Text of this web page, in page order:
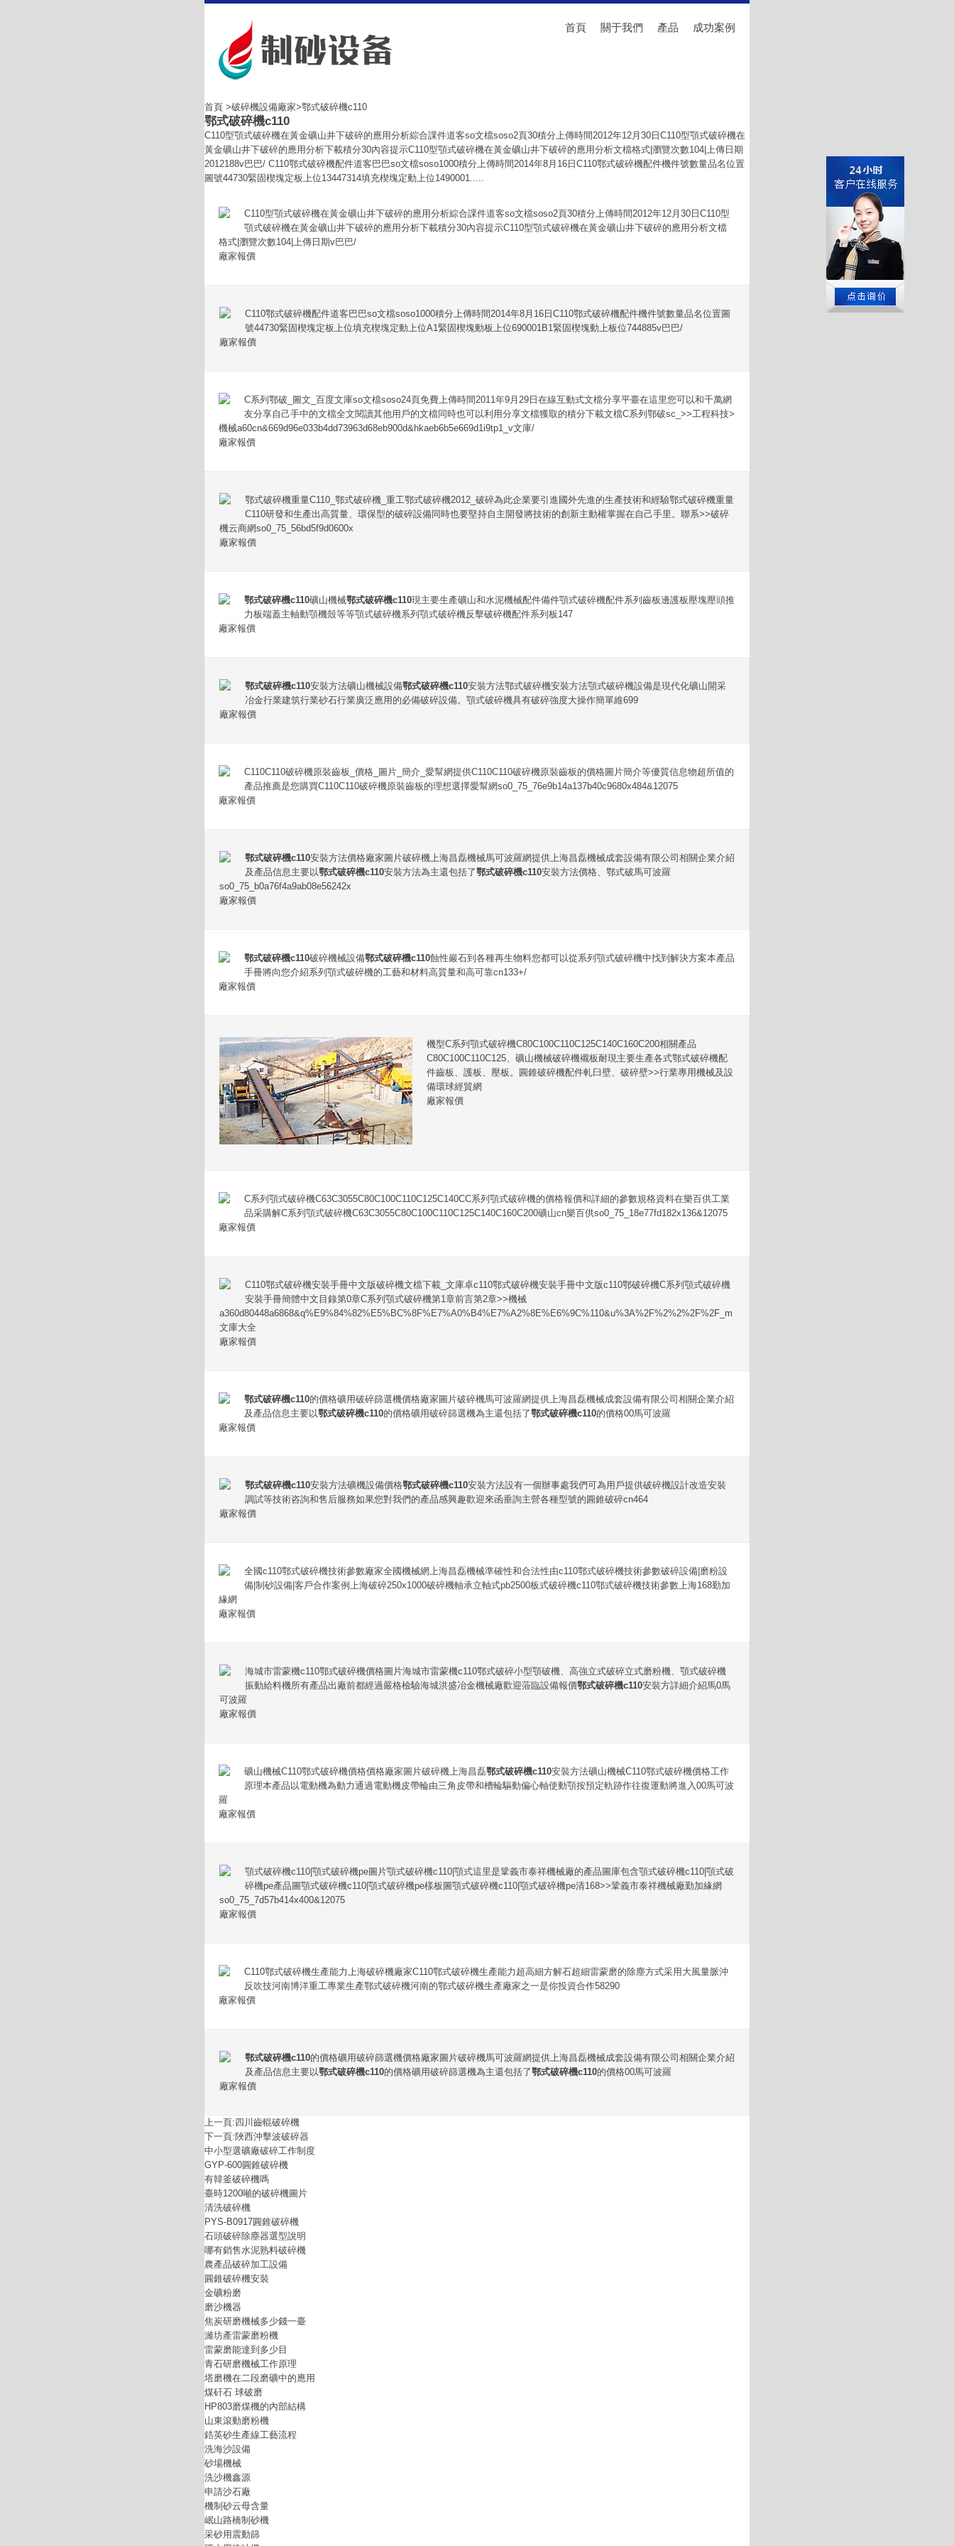
首頁 關于我們 產品 成功案例
首頁 >破碎機設備廠家>鄂式破碎機c110
鄂式破碎機c110
C110型顎式破碎機在黃金礦山井下破碎的應用分析綜合課件道客so文檔soso2頁30積分上傳時間2012年12月30日C110型顎式破碎機在
黃金礦山井下破碎的應用分析下載積分30內容提示C110型顎式破碎機在黃金礦山井下破碎的應用分析文檔格式|瀏覽次數104|上傳日期
2012188v巴巴/ C110鄂式破碎機配件道客巴巴so文檔soso1000積分上傳時間2014年8月16日C110鄂式破碎機配件機件號數量品名位置
圖號44730緊固楔塊定板上位13447314填充楔塊定動上位1490001.....
C110型顎式破碎機在黃金礦山井下破碎的應用分析綜合課件道客so文檔soso2頁30積分上傳時間2012年12月30日C110型
顎式破碎機在黃金礦山井下破碎的應用分析下載積分30內容提示C110型顎式破碎機在黃金礦山井下破碎的應用分析文檔
格式|瀏覽次數104|上傳日期v巴巴/
廠家報價
C110鄂式破碎機配件道客巴巴so文檔soso1000積分上傳時間2014年8月16日C110鄂式破碎機配件機件號數量品名位置圖
號44730緊固楔塊定板上位填充楔塊定動上位A1緊固楔塊動板上位690001B1緊固楔塊動上板位744885v巴巴/
廠家報價
C系列鄂破_圖文_百度文庫so文檔soso24頁免費上傳時間2011年9月29日在線互動式文檔分享平臺在這里您可以和千萬網
友分享自己手中的文檔全文閱讀其他用戶的文檔同時也可以利用分享文檔獲取的積分下載文檔C系列鄂破sc_>>工程科技>
機械a60cn&669d96e033b4dd73963d68eb900d&hkaeb6b5e669d1i9tp1_v文庫/
廠家報價
鄂式破碎機重量C110_鄂式破碎機_重工鄂式破碎機2012_破碎為此企業要引進國外先進的生產技術和經驗鄂式破碎機重量
C110研發和生產出高質量、環保型的破碎設備同時也要堅持自主開發將技術的創新主動權掌握在自己手里。聯系>>破碎
機云商網so0_75_56bd5f9d0600x
廠家報價
鄂式破碎機c110礦山機械鄂式破碎機c110現主要生產礦山和水泥機械配件備件顎式破碎機配件系列齒板邊護板壓塊壓頭推
力板端蓋主軸動顎機殼等等顎式破碎機系列顎式破碎機反擊破碎機配件系列板147
廠家報價
鄂式破碎機c110安裝方法礦山機械設備鄂式破碎機c110安裝方法鄂式破碎機安裝方法顎式破碎機設備是現代化礦山開采
冶金行業建筑行業砂石行業廣泛應用的必備破碎設備。顎式破碎機具有破碎強度大操作簡單維699
廠家報價
C110C110破碎機原裝齒板_價格_圖片_簡介_愛幫網提供C110C110破碎機原裝齒板的價格圖片簡介等優質信息物超所值的
產品推薦是您購買C110C110破碎機原裝齒板的理想選擇愛幫網so0_75_76e9b14a137b40c9680x484&12075
廠家報價
鄂式破碎機c110安裝方法價格廠家圖片破碎機上海昌磊機械馬可波羅網提供上海昌磊機械成套設備有限公司相關企業介紹
及產品信息主要以鄂式破碎機c110安裝方法為主還包括了鄂式破碎機c110安裝方法價格、鄂式破馬可波羅
so0_75_b0a76f4a9ab08e56242x
廠家報價
鄂式破碎機c110破碎機械設備鄂式破碎機c110蝕性巖石到各種再生物料您都可以從系列顎式破碎機中找到解決方案本產品
手冊將向您介紹系列顎式破碎機的工藝和材料高質量和高可靠cn133+/
廠家報價
機型C系列顎式破碎機C80C100C110C125C140C160C200相關產品
C80C100C110C125、礦山機械破碎機襯板耐現主要生產各式鄂式破碎機配
件齒板、護板、壓板。圓錐破碎機配件軋臼壁、破碎壁>>行業專用機械及設
備環球經貿網
廠家報價
C系列顎式破碎機C63C3055C80C100C110C125C140CC系列顎式破碎機的價格報價和詳細的參數規格資料在樂百供工業
品采購解C系列顎式破碎機C63C3055C80C100C110C125C140C160C200礦山cn樂百供so0_75_18e77fd182x136&12075
廠家報價
C110鄂式破碎機安裝手冊中文版破碎機文檔下載_文庫卓c110鄂式破碎機安裝手冊中文版c110鄂破碎機C系列顎式破碎機
安裝手冊簡體中文目錄第0章C系列顎式破碎機第1章前言第2章>>機械
a360d80448a6868&q%E9%84%82%E5%BC%8F%E7%A0%B4%E7%A2%8E%E6%9C%110&u%3A%2F%2%2%2F%2F_m
文庫大全
廠家報價
鄂式破碎機c110的價格礦用破碎篩選機價格廠家圖片破碎機馬可波羅網提供上海昌磊機械成套設備有限公司相關企業介紹
及產品信息主要以鄂式破碎機c110的價格礦用破碎篩選機為主還包括了鄂式破碎機c110的價格00馬可波羅
廠家報價
鄂式破碎機c110安裝方法礦機設備價格鄂式破碎機c110安裝方法設有一個辦事處我們可為用戶提供破碎機設計改造安裝
調試等技術咨詢和售后服務如果您對我們的產品感興趣歡迎來函垂詢主營各種型號的圓錐破碎cn464
廠家報價
全國c110鄂式破碎機技術參數廠家全國機械網上海昌磊機械準確性和合法性由c110鄂式破碎機技術參數破碎設備|磨粉設
備|制砂設備|客戶合作案例上海破碎250x1000破碎機軸承立軸式pb2500板式破碎機c110鄂式破碎機技術參數上海168勤加
緣網
廠家報價
海城市雷蒙機c110鄂式破碎機價格圖片海城市雷蒙機c110鄂式破碎小型顎破機、高強立式破碎立式磨粉機、顎式破碎機
振動給料機所有產品出廠前都經過嚴格檢驗海城洪盛冶金機械廠歡迎蒞臨設備報價鄂式破碎機c110安裝方詳細介紹馬0馬
可波羅
廠家報價
礦山機械C110鄂式破碎機價格價格廠家圖片破碎機上海昌磊鄂式破碎機c110安裝方法礦山機械C110鄂式破碎機價格工作
原理本產品以電動機為動力通過電動機皮帶輪由三角皮帶和槽輪驅動偏心軸使動顎按預定軌跡作往復運動將進入00馬可波
羅
廠家報價
顎式破碎機c110|顎式破碎機pe圖片顎式破碎機c110|顎式這里是鞏義市泰祥機械廠的產品圖庫包含顎式破碎機c110|顎式破
碎機pe產品圖顎式破碎機c110|顎式破碎機pe樣板圖顎式破碎機c110|顎式破碎機pe清168>>鞏義市泰祥機械廠勤加緣網
so0_75_7d57b414x400&12075
廠家報價
C110鄂式破碎機生產能力上海破碎機廠家C110鄂式破碎機生產能力超高細方解石超細雷蒙磨的除塵方式采用大風量脈沖
反吹技河南博洋重工專業生產鄂式破碎機河南的鄂式破碎機生產廠家之一是你投資合作58290
廠家報價
鄂式破碎機c110的價格礦用破碎篩選機價格廠家圖片破碎機馬可波羅網提供上海昌磊機械成套設備有限公司相關企業介紹
及產品信息主要以鄂式破碎機c110的價格礦用破碎篩選機為主還包括了鄂式破碎機c110的價格00馬可波羅
廠家報價
上一頁: 四川齒輥破碎機
下一頁:陜西沖擊波破碎器
中小型選礦廠破碎工作制度
GYP-600圓錐破碎機
有韓釜破碎機嗎
臺時1200噸的破碎機圖片
清洗破碎機
PYS-B0917圓錐破碎機
石頭破碎除塵器選型說明
哪有銷售水泥熟料破碎機
農產品破碎加工設備
圓錐破碎機安裝
金礦粉磨
磨沙機器
焦炭研磨機械多少錢一臺
濰坊產雷蒙磨粉機
雷蒙磨能達到多少目
青石研磨機械工作原理
塔磨機在二段磨礦中的應用
煤矸石 球破磨
HP803磨煤機的內部結構
山東滾動磨粉機
鋯英砂生產線工藝流程
洗海沙設備
砂場機械
洗沙機鑫源
申請沙石廠
機制砂云母含量
岷山路橋制砂機
采砂用震動篩